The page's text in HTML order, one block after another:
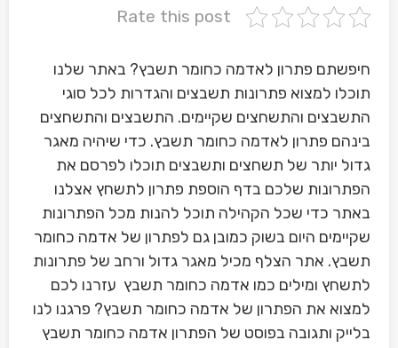
Rate this post
חיפשתם פתרון לאדמה כחומר תשבץ? באתר שלנו
תוכלו למצוא פתרונות תשבצים והגדרות לכל סוגי
התשבצים והתשחצים שקיימים. התשבצים והתשחצים
בינהם פתרון לאדמה כחומר תשבץ. כדי שיהיה מאגר
גדול יותר של תשחצים ותשבצים תוכלו לפרסם את
הפתרונות שלכם בדף הוספת פתרון לתשחץ אצלנו
באתר כדי שכל הקהילה תוכל להנות מכל הפתרונות
שקיימים היום בשוק כמובן גם לפתרון של אדמה כחומר
תשבץ. אתר הצלף מכיל מאגר גדול ורחב של פתרונות
לתשחץ ומילים כמו אדמה כחומר תשבץ עזרנו לכם
למצוא את הפתרון של אדמה כחומר תשבץ? פרגנו לנו
בלייק ותגובה בפוסט של הפתרון אדמה כחומר תשבץ